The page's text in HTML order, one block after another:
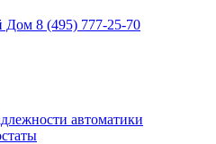
8 (495) 777-25-70
автоматики